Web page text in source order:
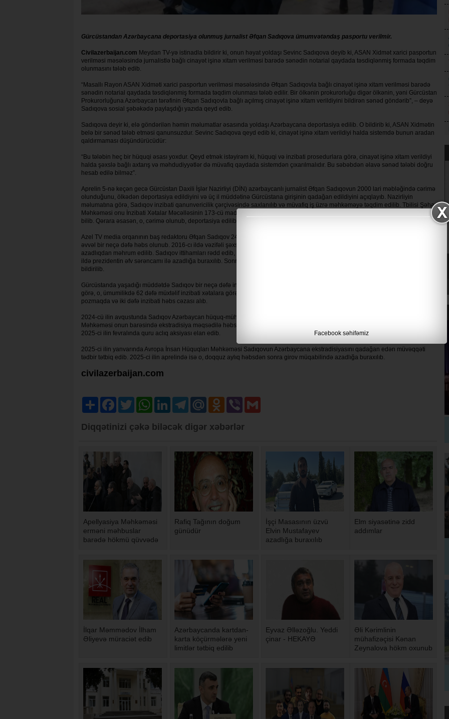
Gürcüstandan Azərbaycana deportasiya olunmuş jurnalist Əfqan Sadıqova ümumvətəndaş pasportu verilmir.
Civilazerbaijan.com Meydan TV-yə istinadla bildirir ki, onun həyat yoldaşı Sevinc Sadıqova deyib ki, ASAN Xidmət xarici pasportun
verilməsi məsələsində jurnalistlə bağlı cinayət işinə xitam verilməsi barədə sənədin notarial qaydada təsdiqlənmiş formada təqdim
olunmasını tələb edib.
“Masallı Rayon ASAN Xidməti xarici pasportun verilməsi məsələsində Əfqan Sadıqovla bağlı cinayət işinə xitam verilməsi barədə
sənədin notarial qaydada təsdiqlənmiş formada təqdim olunması tələb edilir. Bir ölkənin prokurorluğu digər ölkənin, yəni Gürcüstan
Prokurorluğuna Azərbaycan tərəfinin Əfqan Sadıqovla bağlı açılmış cinayət işinə xitam verildiyini bildirən sənəd göndərib”, – deyə
Sadıqova sosial şəbəkədə paylaşdığı yazıda qeyd edib.
Sadıqova deyir ki, elə göndərilən həmin məlumatlar əsasında yoldaşı Azərbaycana deportasiya edilib. O bildirib ki, ASAN Xidmətin
belə bir sənəd tələb etməsi qanunsuzdur. Sevinc Sadıqova qeyd edib ki, cinayət işinə xitam verildiyi halda sistemdə bunun aradan
qaldırmaması düşündürücüdür:
“Bu tələbin heç bir hüquqi əsası yoxdur. Qeyd etmək istəyirəm ki, hüquqi və inzibati prosedurlara görə, cinayət işinə xitam verildiyi
halda şəxslə bağlı axtarış və məhdudiyyətlər də müvafiq qaydada sistemdən çıxarılmalıdır. Bu səbəbdən əlavə sənəd tələbi doğru
hesab edilə bilməz”.
Aprelin 5-nə keçən gecə Gürcüstan Daxili İşlər Nazirliyi (DİN) azərbaycanlı jurnalist Əfqan Sadıqovun 2000 lari məbləğində cərimə
olunduğunu, ölkədən deportasiya edildiyini və üç il müddətinə Gürcüstana girişinin qadağan edildiyini açıqlayıb. Nazirliyin
məlumatına görə, Sadıqov inzibati qanunvericilik çərçivəsində saxlanılıb və müvafiq iş üzrə məhkəməyə təqdim edilib. Tbilisi Şəhər
Məhkəməsi onu İnzibati Xətalar Məcəlləsinin 173-cü maddəsi üzrə – sosial mediada polis əməkdaşını təhqir etməkdə – təqsirli
bilib. Qərara əsasən, o, cərimə olunub, deportasiya edilib və ölkəyə girişinə qadağa qoyulub.
Azel TV media orqanının baş redaktoru Əfqan Sadıqov 24 dekabr 2023-cü ildən Gürcüstanda yaşayırdı.O, Azərbaycanda daha
əvvəl bir neçə dəfə həbs olunub. 2016-cı ildə vəzifəli şəxsdən pul tələb etmə ittihamı ilə saxlanılıb və məhkəmə tərəfindən
azadlıqdan məhrum edilib. Sadıqov ittihamları rədd edib, müdafiəçiləri isə işi onun jurnalist fəaliyyəti ilə əlaqələndirib. O, 2019-cu
ildə prezidentin əfv sərəncamı ilə azadlığa buraxılıb. Sonrakı dövrdə də onun müxtəlif inzibati işlər üzrə məsuliyyətə cəlb olunduğu
bildirilib.
Gürcüstanda yaşadığı müddətdə Sadıqov bir neçə dəfə inzibati qaydada saxlanılıb. Gürcüstan Daxili İşlər Nazirliyinin məlumatına
görə, o, ümumilikdə 62 dəfə müxtəlif inzibati xətalara görə məsuliyyətə cəlb edilib, o cümlədən toplantı və nümayiş qaydalarını
pozmaqda və iki dəfə inzibati həbs cəzası alıb.
2024-cü ilin avqustunda Sadıqov Azərbaycan hüquq-mühafizə orqanlarının sorğusu əsasında saxlanılıb və Tbilisi Şəhər
Məhkəməsi onun barəsində ekstradisiya məqsədilə həbs qətimkan tədbiri seçib. O, Azərbaycana ekstradisiyaya etiraz olaraq
2025-ci ilin fevralında quru aclıq aksiyası elan edib.
2025-ci ilin yanvarında Avropa İnsan Hüquqları Məhkəməsi Sadıqovun Azərbaycana ekstradisiyasını qadağan edən müvəqqəti
tədbir tətbiq edib. 2025-ci ilin aprelində isə o, doqquz aylıq həbsdən sonra girov müqabilində azadlığa buraxılıb.
civilazerbaijan.com
Share FacebookTwitter WhatsAppLinkedInTelegramMail.Ru Odnoklassniki
Viber
Diqqətinizi çəkə biləcək digər xəbərlər
Apellyasiya Məhkəməsi
erməni məhbuslar
barədə hökmü qüvvədə
Rafiq Tağının doğum
günüdür
İşçi Masasının üzvü
Elvin Mustafayev
azadlığa buraxılıb
Elm siyasətinə zidd
addımlar
İlqar Məmmədov İlham
Əliyevə müraciət edib
Azərbaycanda kartdan-
karta köçürmələrə yeni
limitlər tətbiq edilib
Eyvaz Əlləzoğlu. Yeddi
çinar - HEKAYƏ
Əli Kərimlinin
mühafizəçisi Kənan
Zeynalova hökm oxunub
Facebook səhifəmiz